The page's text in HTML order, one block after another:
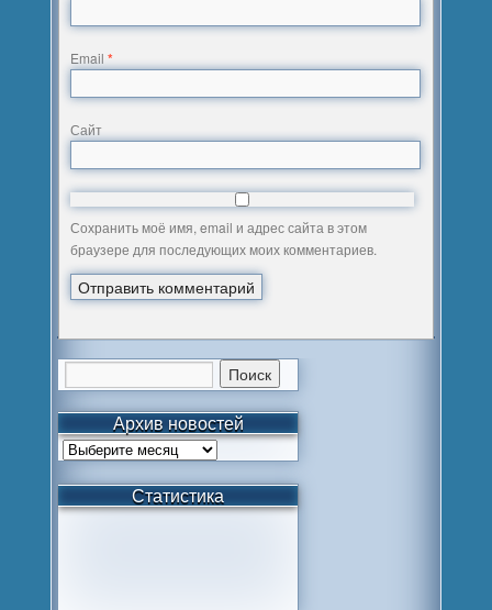
Email*
Сайт
Сохранить моё имя, email и адрес сайта в этом
браузере для последующих моих комментариев.
Архив новостей
Статистика